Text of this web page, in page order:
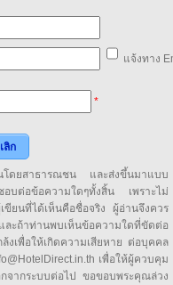
แจ้งทาง
*
ลิก
โดยสาธารณชน และส่งขึ้นมาแบบ
บต่อข้อความใดๆทั้งสิ้น เพราะไม่
ขียนที่ได้เห็นคือชื่อจริง ผู้อ่านจึงควร
าท่านพบเห็นข้อความใดที่ขัดต่อ
งเพื่อให้เกิดความเสียหาย ต่อบุคคล
เพื่อให้ผู้ควบคุม
จากระบบต่อไป ขอขอบพระคุณล่วง